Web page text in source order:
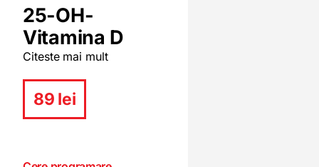
25-OH-
Vitamina D
Citeste mai mult
89 lei